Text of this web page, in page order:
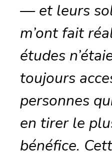
— et leurs
m’ont fait
études
toujours
personnes
en tirer le
bénéfice.